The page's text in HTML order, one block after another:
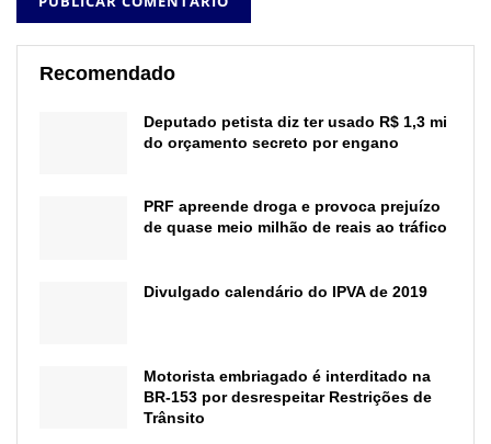
Recomendado
Deputado petista diz ter usado R$ 1,3 mi
do orçamento secreto por engano
PRF apreende droga e provoca prejuízo
de quase meio milhão de reais ao tráfico
Divulgado calendário do IPVA de 2019
Motorista embriagado é interditado na
BR-153 por desrespeitar Restrições de
Trânsito